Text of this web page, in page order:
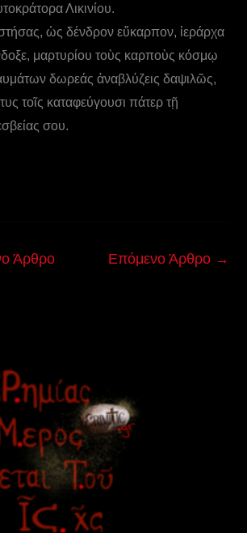
Λικινίου.
ὡς δένδρον εὔκαρπον, ἱεράρχα
μαρτυρίου τοὺς καρποὺς κόσμῳ
δωρεάς ἀναβλύζεις δαψιλῶς,
τοῖς καταφεύγουσι πάτερ τῇ
σου.
Άρθρο Επόμενο Άρθρο →